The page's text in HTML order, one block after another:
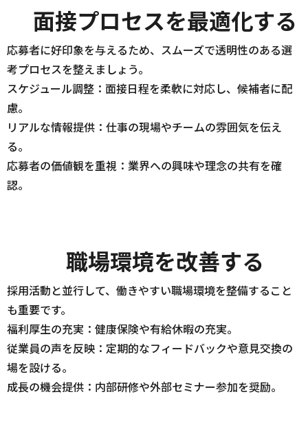
面接プロセスを最適化する
応募者に好印象を与えるため、スムーズで透明性のある選
考プロセスを整えましょう。
スケジュール調整：面接日程を柔軟に対応し、候補者に配
慮。
リアルな情報提供：仕事の現場やチームの雰囲気を伝え
る。
応募者の価値観を重視：業界への興味や理念の共有を確
認。
職場環境を改善する
採用活動と並行して、働きやすい職場環境を整備すること
も重要です。
福利厚生の充実：健康保険や有給休暇の充実。
従業員の声を反映：定期的なフィードバックや意見交換の
場を設ける。
成長の機会提供：内部研修や外部セミナー参加を奨励。